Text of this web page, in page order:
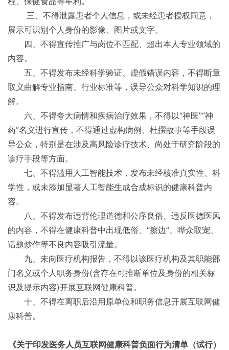
三、不得泄露患者个人信息，或未经患者授权同意，
展示可识别个人身份的影像、图片或文字。
四、不得宣传推广与岗位不匹配、超出本人专业领域的
内容。
五、不得发布未经科学验证、虚假错误内容，不得断章
取义曲解专业指南、行业标准等，误导公众对科学知识的理
解。
六、不得夸大病情和疾病治疗效果，不得以“神医”“神
药”名义进行宣传，不得通过虚构病例、杜撰故事等手段误
导公众，特别是在涉及高风险诊疗技术、尚处于研究阶段的
诊疗手段等方面。
七、不得滥用人工智能技术，发布未经核准真实性、科
学性，或未添加显著人工智能生成合成标识的健康科普内
容。
八、不得发布违背伦理道德和公序良俗、违反医德医风
的内容，不得在健康科普中出现低俗、“擦边”、哗众取宠、
话题炒作等不良内容吸引流量。
九、未向医疗机构报告，不得以该医疗机构及其职能部
门名义或个人职务身份(含存在可推断单位及身份的相关标
识及提示内容)开展互联网健康科普。
十、不得在离职后沿用原单位和职务信息开展互联网健
康科普。
《关于印发医务人员互联网健康科普负面行为清单（试行）